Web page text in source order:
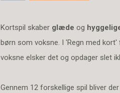
Kortspil skaber glæde og
børn som voksne. I 'Regn med
voksne elsker det og opdager slet
Gennem 12 forskellige spil bliver